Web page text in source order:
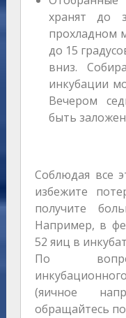
хранят до
прохладном
до 15
вниз.
инкубации
Вечером
быть
Соблюдая все
избежите
получите
Например, в
52 яиц в
По
(яичное
обращайтесь